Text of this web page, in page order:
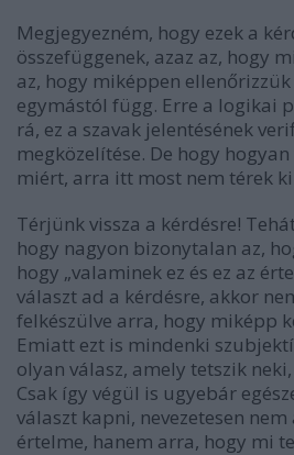
Megjegyezném, hogy ezek a
összefüggenek, azaz az, hogy
az, hogy miképpen
egymástól függ. Erre a logikai
rá, ez a szavak jelentésének
megközelítése. De hogy
miért, arra itt most nem térek
Térjünk vissza a kérdésre!
hogy nagyon bizonytalan az,
hogy „valaminek ez és ez az
választ ad a kérdésre, akkor
felkészülve arra, hogy miképp
Emiatt ezt is mindenki
olyan válasz, amely tetszik
Csak így végül is ugyebár
választ kapni, nevezetesen
értelme, hanem arra, hogy mi